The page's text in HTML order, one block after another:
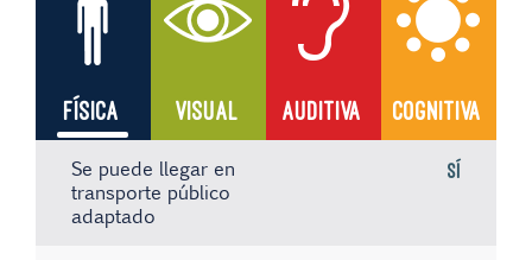
FÍSICA VISUAL AUDITIVA COGNITIVA
Se puede llegar en
transporte público
adaptado
Sí